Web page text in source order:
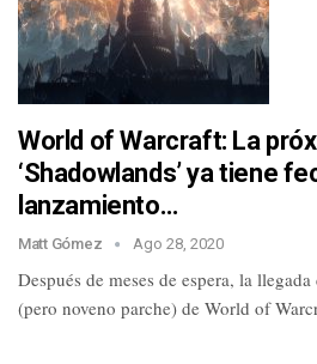
World of Warcraft: La
‘Shadowlands’ ya tiene
lanzamiento…
Matt Gómez Ago 28, 2020
Después de meses de espera, la
(pero noveno parche) de World of